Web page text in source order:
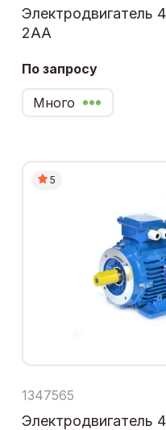
Электродвигатель
2AA
По запросу
Много
5
1347565
Электродвигатель